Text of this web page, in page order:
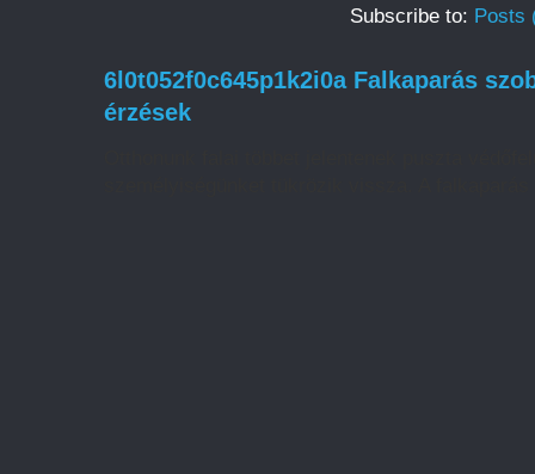
Subscribe to: Posts
6l0t052f0c645p1k2i0a Falkaparás
érzések